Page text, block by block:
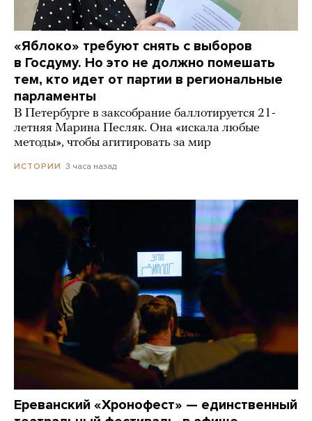
«Яблоко» требуют снять с выборов
в Госдуму. Но это не должно помешать
тем, кто идет от партии в региональные
парламенты
В Петербурге в заксобрание баллотируется 21-
летняя Марина Песляк. Она «искала любые
методы», чтобы агитировать за мир
ИСТОРИИ 3 часа назад
Ереванский «Хронофест» — единственный